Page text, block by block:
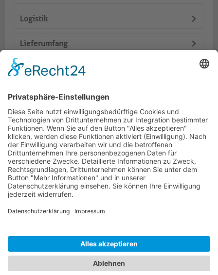
Logistik
Lieferumfang
Dokumente
Zubehör
Ähnliche Artikel
HOTLINE
ONEAV.EU
NEWSLETTER